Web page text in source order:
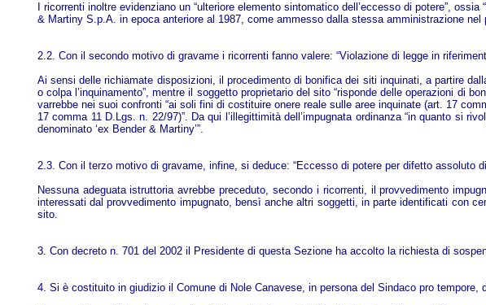
I ricorrenti inoltre evidenziano un “ulteriore elemento sintomatico dell’eccesso di potere”,
& Martiny S.p.A. in epoca anteriore al 1987, come ammesso dalla stessa amministrazione nel
2.2. Con il secondo motivo di gravame i ricorrenti fanno valere: “Violazione di legge in
Ai sensi delle richiamate disposizioni, il procedimento di bonifica dei siti inquinati, a partire
o colpa l’inquinamento”, mentre il soggetto proprietario del sito “risponde delle operazioni di
varrebbe nei suoi confronti “ai soli fini di costituire onere reale sulle aree inquinate (art. 17
17 comma 11 D.Lgs. n. 22/97)”. Da qui l’illegittimità dell’impugnata ordinanza “in quanto si
denominato ‘ex Bender & Martiny’”.
2.3. Con il terzo motivo di gravame, infine, si deduce: “Eccesso di potere per difetto assoluto
Nessuna adeguata istruttoria avrebbe preceduto, secondo i ricorrenti, il provvedimento
interessati dal provvedimento impugnato, bensì anche altri soggetti, in parte identificati con
sito.
3. Con decreto n. 701 del 2002 il Presidente di questa Sezione ha accolto la richiesta di
4. Si è costituito in giudizio il Comune di Nole Canavese, in persona del Sindaco pro tempore,